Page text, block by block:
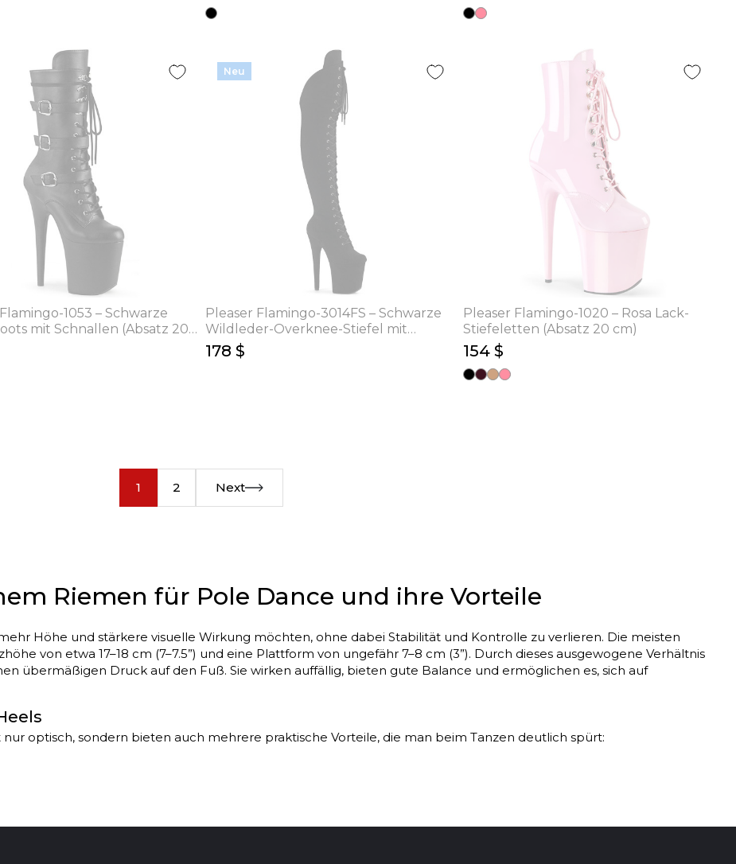
1053 – Schwarze
mit Schnallen (Absatz 20
Neu
Pleaser Flamingo-3014FS – Schwarze
Wildleder-Overknee-Stiefel mit
Schnürung (Absatz 20 cm)
178 $
Pleaser Flamingo-1020 – Rosa Lack-
Stiefeletten (Absatz 20 cm)
154 $
1 2 Next
Riemen für Pole Dance und ihre Vorteile
Höhe und stärkere visuelle Wirkung möchten, ohne dabei Stabilität und Kontrolle zu verlieren. Die meisten
von etwa 17–18 cm (7–7.5”) und eine Plattform von ungefähr 7–8 cm (3”). Durch dieses ausgewogene Verhältnis
übermäßigen Druck auf den Fuß. Sie wirken auffällig, bieten gute Balance und ermöglichen es, sich auf
optisch, sondern bieten auch mehrere praktische Vorteile, die man beim Tanzen deutlich spürt:
verlängern optisch die Beine und betonen die Körperlinien. Bewegungen wirken klarer und eindrucksvoller,
Elementen nicht „beängstigend“ anfühlt.